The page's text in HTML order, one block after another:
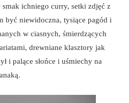
smak ichniego curry, setki zdjęć z
być niewidoczna, tysiące pagód i
w ciasnych, śmierdzących
drewniane klasztory jak
i palące słońce i uśmiechy na